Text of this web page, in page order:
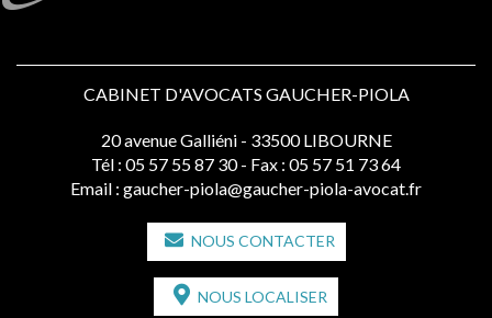
CABINET D'AVOCATS GAUCHER-PIOLA
20 avenue Galliéni - 33500 LIBOURNE
Tél : 05 57 55 87 30 - Fax : 05 57 51 73 64
Email : gaucher-piola@gaucher-piola-avocat.fr
NOUS CONTACTER
NOUS LOCALISER